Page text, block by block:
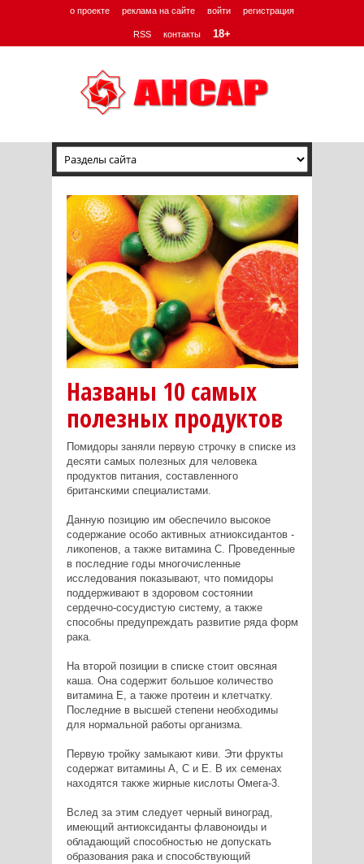
о проекте реклама на сайте войти регистрация
RSS контакты 18+
Названы 10 самых
полезных продуктов
Помидоры заняли первую строчку в списке из
десяти самых полезных для человека
продуктов питания, составленного
британскими специалистами.
Данную позицию им обеспечило высокое
содержание особо активных атниоксидантов -
ликопенов, а также витамина С. Проведенные
в последние годы многочисленные
исследования показывают, что помидоры
поддерживают в здоровом состоянии
сердечно-сосудистую систему, а также
способны предупреждать развитие ряда форм
рака.
На второй позиции в списке стоит овсяная
каша. Она содержит большое количество
витамина Е, а также протеин и клетчатку.
Последние в высшей степени необходимы
для нормальной работы организма.
Первую тройку замыкают киви. Эти фрукты
содержат витамины А, С и Е. В их семенах
находятся также жирные кислоты Омега-3.
Вслед за этим следует черный виноград,
имеющий антиоксиданты флавоноиды и
обладающий способностью не допускать
образования рака и способствующий